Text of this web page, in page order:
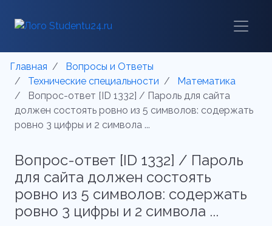
Главная
Вопросы и Ответы
Технические специальности
Математика
Вопрос-ответ [ID 1332] / Пароль для сайта
должен состоять ровно из 5 символов: содержать
ровно 3 цифры и 2 символа ...
Вопрос-ответ [ID 1332] / Пароль
для сайта должен состоять
ровно из 5 символов: содержать
ровно 3 цифры и 2 символа ...